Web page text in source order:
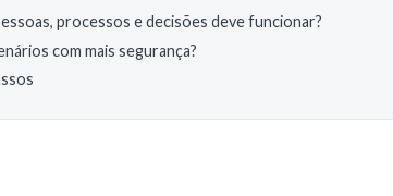
processos e decisões deve funcionar?
com mais segurança?